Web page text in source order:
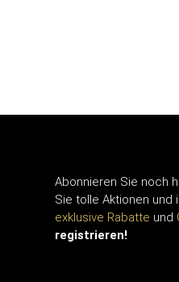
Abonnieren Sie noch
Sie tolle Aktionen und
exklusive Rabatte und
registrieren!